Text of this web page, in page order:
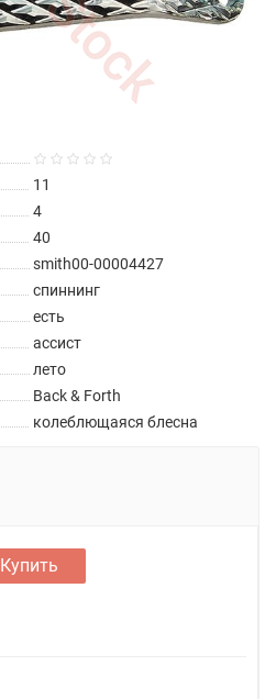
11
4
40
smith00-00004427
спиннинг
есть
ассист
лето
Back & Forth
колеблющаяся блесна
Купить